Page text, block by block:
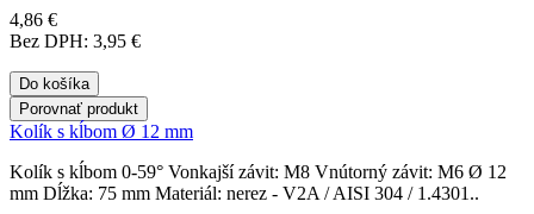
4,86 €
Bez DPH: 3,95 €
Do košíka
Porovnať produkt
Kolík s kĺbom Ø 12 mm
Kolík s kĺbom 0-59° Vonkajší závit: M8 Vnútorný závit: M6 Ø 12
mm Dĺžka: 75 mm Materiál: nerez - V2A / AISI 304 / 1.4301..